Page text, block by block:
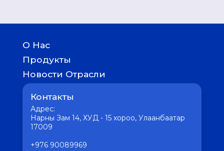
О Нас
История
Продукты
Детям
Женское здоровье
Отличное пищеварение
Мужское здоровье
Сердце без хлопот
Кожные заболевания
Здоровая психика
Крепкие кости
Новости Отрасли
Медицина
Фармацевтика
Интересное
Вакцина
Контакты
Адрес:
Нарны Зам 14, ХУД - 15 хороо, Улаанбаатар
17009
+976 90089969